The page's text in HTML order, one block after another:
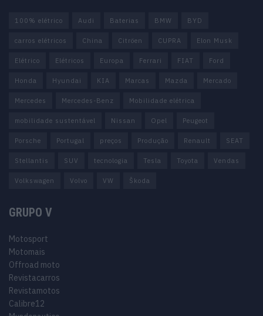
100% elétrico Audi Baterias BMW BYD
carros elétricos China Citröen CUPRA Elon Musk
Elétrico Elétricos Europa Ferrari FIAT Ford
Honda Hyundai KIA Marcas Mazda Mercado
Mercedes Mercedes-Benz Mobilidade elétrica
mobilidade sustentável Nissan Opel Peugeot
Porsche Portugal preços Produção Renault SEAT
Stellantis SUV tecnologia Tesla Toyota Vendas
Volkswagen Volvo VW Škoda
GRUPO V
Motosport
Motomais
Offroad moto
Revistacarros
Revistamotos
Calibre12